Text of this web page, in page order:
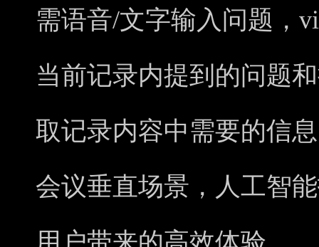
需语音/文字输入问题，
当前记录内提到的问题
取记录内容中需要的信
会议垂直场景，人工智